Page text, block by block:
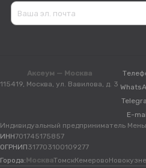
Аксеум — Москва
115419, Москва, ул. Вавилова, д. 3
E-
Индивидуальный предприниматель
ИНН701745175857
ОГРНИП317703100109277
Города: МоскваТомскКемерово